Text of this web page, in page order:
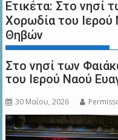
Ετικέτα: Στο νησί
Χορωδία του
Θηβών
Στο νησί των
του Ιερού Ναού
30 Μαΐου, 2026